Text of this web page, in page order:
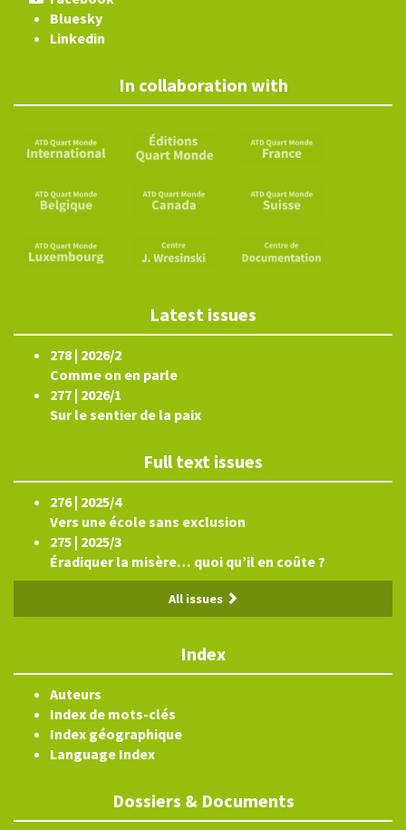
Bluesky
Linkedin
In collaboration with
Latest issues
278 | 2026/2
Comme on en parle
277 | 2026/1
Sur le sentier de la paix
Full text issues
276 | 2025/4
Vers une école sans exclusion
275 | 2025/3
Éradiquer la misère… quoi qu’il en coûte ?
All issues
Index
Auteurs
Index de mots-clés
Index géographique
Language Index
Dossiers & Documents